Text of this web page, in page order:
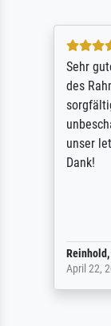
Sehr
des
unser
Dank!
Reinhold,
April 22,